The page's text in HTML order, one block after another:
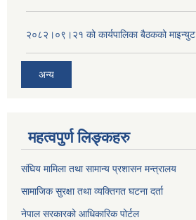
२०८२।०९।२१ को कार्यपालिका बैठकको माइन्युट
अन्य
महत्वपुर्ण लिङ्कहरु
संघिय मामिला तथा सामान्य प्रशासन मन्त्रालय
सामाजिक सुरक्षा तथा व्यक्तिगत घटना दर्ता
नेपाल सरकारको आधिकारिक पोर्टल